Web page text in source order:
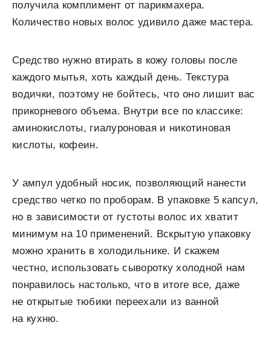
получила комплимент от парикмахера.
Количество новых волос удивило даже мастера.
Средство нужно втирать в кожу головы после
каждого мытья, хоть каждый день. Текстура
водички, поэтому не бойтесь, что оно лишит вас
прикорневого объема. Внутри все по классике:
аминокислоты, гиалуроновая и никотиновая
кислоты, кофеин.
У ампул удобный носик, позволяющий нанести
средство четко по проборам. В упаковке 5 капсул,
но в зависимости от густоты волос их хватит
минимум на 10 применений. Вскрытую упаковку
можно хранить в холодильнике. И скажем
честно, использовать сыворотку холодной нам
понравилось настолько, что в итоге все, даже
не открытые тюбики переехали из ванной
на кухню.